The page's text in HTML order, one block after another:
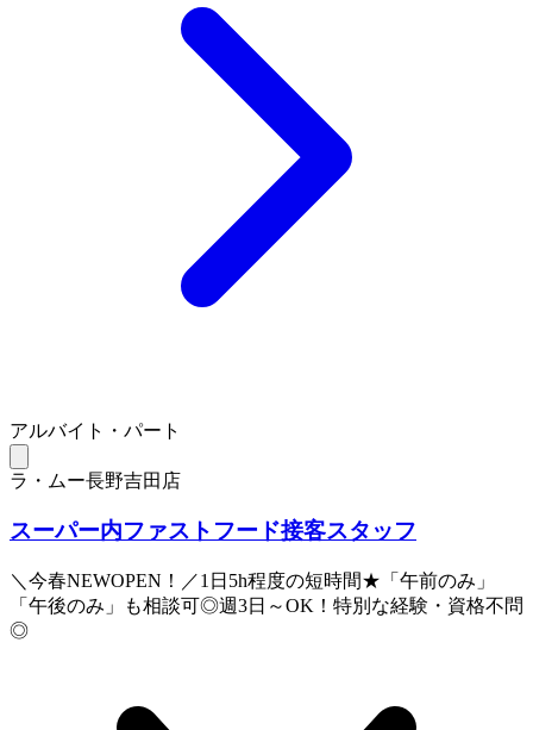
アルバイト・パート
ラ・ムー長野吉田店
スーパー内ファストフード接客スタッフ
＼今春NEWOPEN！／1日5h程度の短時間★「午前のみ」
「午後のみ」も相談可◎週3日～OK！特別な経験・資格不問
◎